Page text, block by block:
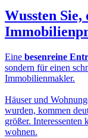
Wussten Sie,
Eine besenreine
sondern für einen
Immobilienmakler.
Häuser und
wurden, kommen
größer. Interessenten
wohnen.